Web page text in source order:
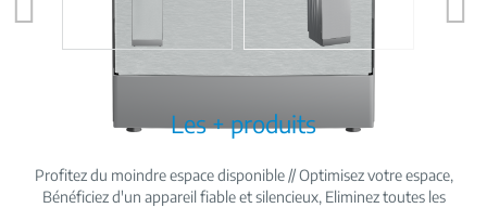
Les + produits
Profitez du moindre espace disponible // Optimisez votre espace
Bénéficiez d'un appareil fiable et silencieux Eliminez toutes les